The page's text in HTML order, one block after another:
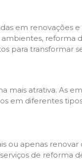
em renovações
reforma
para transformar
mais atrativa. As
em diferentes
ou apenas
de reforma